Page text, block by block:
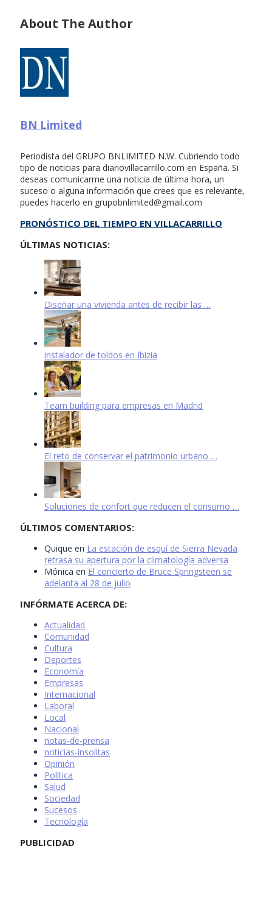
About The Author
BN Limited
Periodista del GRUPO BNLIMITED N.W. Cubriendo todo
tipo de noticias para diariovillacarrillo.com en España. Si
deseas comunicarme una noticia de última hora, un
suceso o alguna información que crees que es relevante,
puedes hacerlo en grupobnlimited@gmail.com
PRONÓSTICO DEL TIEMPO EN VILLACARRILLO
ÚLTIMAS NOTICIAS:
Diseñar una vivienda antes de recibir las …
instalador de toldos en Ibizia
Team building para empresas en Madrid
El reto de conservar el patrimonio urbano …
Soluciones de confort que reducen el consumo …
ÚLTIMOS COMENTARIOS:
Quique en La estación de esquí de Sierra Nevada
retrasa su apertura por la climatología adversa
Mónica en El concierto de Bruce Springsteen se
adelanta al 28 de julio
INFÓRMATE ACERCA DE:
Actualidad
Comunidad
Cultura
Deportes
Economía
Empresas
Internacional
Laboral
Local
Nacional
notas-de-prensa
noticias-insolitas
Opinión
Política
Salud
Sociedad
Sucesos
Tecnología
PUBLICIDAD